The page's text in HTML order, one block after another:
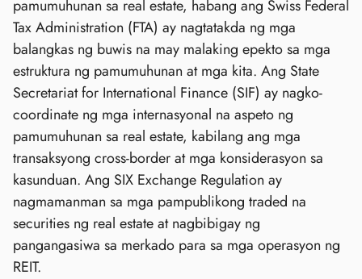
pamumuhunan sa real estate, habang ang Swiss Federal
Tax Administration (FTA) ay nagtatakda ng mga
balangkas ng buwis na may malaking epekto sa mga
estruktura ng pamumuhunan at mga kita. Ang State
Secretariat for International Finance (SIF) ay nagko-
coordinate ng mga internasyonal na aspeto ng
pamumuhunan sa real estate, kabilang ang mga
transaksyong cross-border at mga konsiderasyon sa
kasunduan. Ang SIX Exchange Regulation ay
nagmamanman sa mga pampublikong traded na
securities ng real estate at nagbibigay ng
pangangasiwa sa merkado para sa mga operasyon ng
REIT.